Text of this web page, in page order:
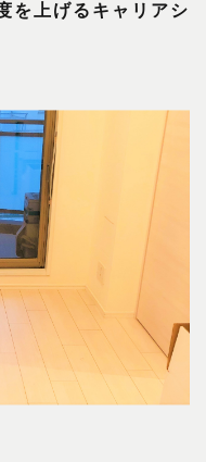
を上げるキャリアシ